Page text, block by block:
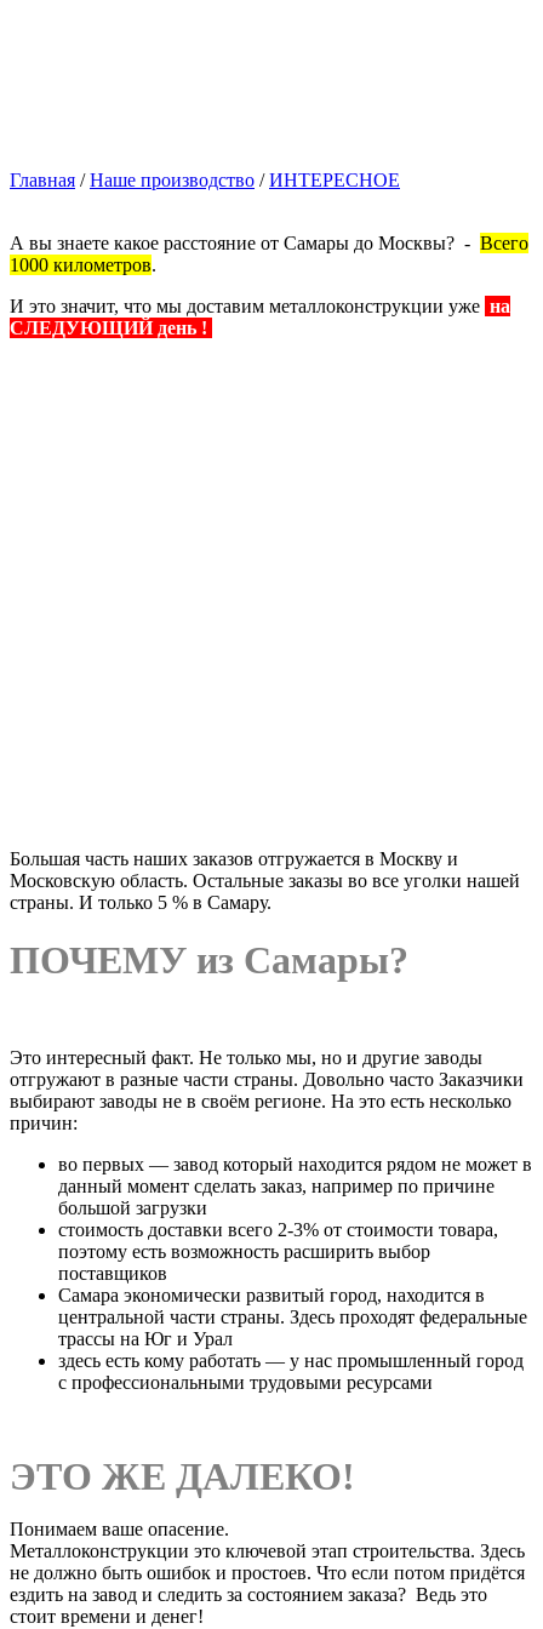
Главная /Наше производство /ИНТЕРЕСНОЕ
А вы знаете какое расстояние от Самары до Москвы? - Всего
1000 километров.
И это значит, что мы доставим металлоконструкции уже на
СЛЕДУЮЩИЙ день !
Большая часть наших заказов отгружается в Москву и
Московскую область. Остальные заказы во все уголки нашей
страны. И только 5 % в Самару.
ПОЧЕМУ из Самары?
Это интересный факт. Не только мы, но и другие заводы
отгружают в разные части страны. Довольно часто Заказчики
выбирают заводы не в своём регионе. На это есть несколько
причин:
во первых — завод который находится рядом не может в
данный момент сделать заказ, например по причине
большой загрузки
стоимость доставки всего 2-3% от стоимости товара,
поэтому есть возможность расширить выбор
поставщиков
Самара экономически развитый город, находится в
центральной части страны. Здесь проходят федеральные
трассы на Юг и Урал
здесь есть кому работать — у нас промышленный город
с профессиональными трудовыми ресурсами
ЭТО ЖЕ ДАЛЕКО!
Понимаем ваше опасение.
Металлоконструкции это ключевой этап строительства. Здесь
не должно быть ошибок и простоев. Что если потом придётся
ездить на завод и следить за состоянием заказа? Ведь это
стоит времени и денег!